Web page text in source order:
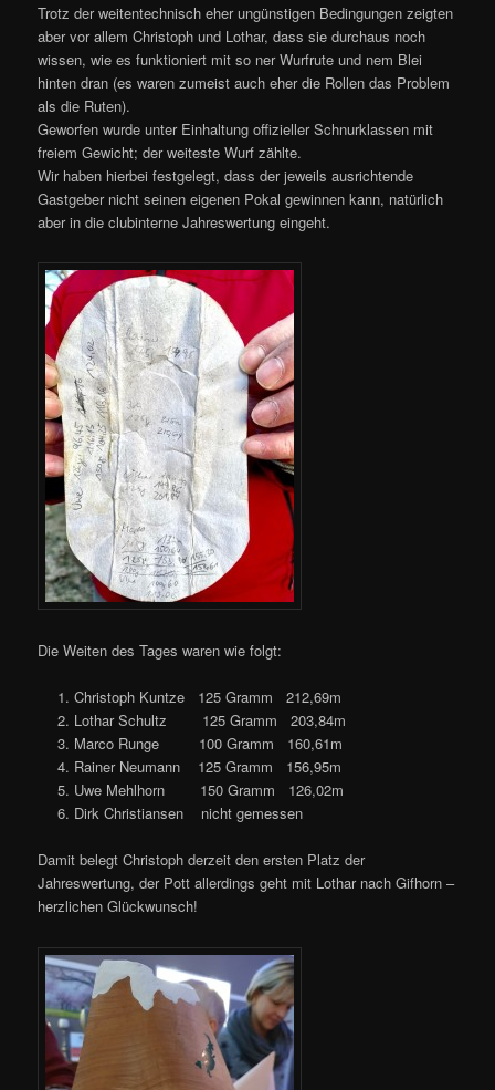
Trotz der weitentechnisch eher ungünstigen Bedingungen zeigten
aber vor allem Christoph und Lothar, dass sie durchaus noch
wissen, wie es funktioniert mit so ner Wurfrute und nem Blei
hinten dran (es waren zumeist auch eher die Rollen das Problem
als die Ruten).
Geworfen wurde unter Einhaltung offizieller Schnurklassen mit
freiem Gewicht; der weiteste Wurf zählte.
Wir haben hierbei festgelegt, dass der jeweils ausrichtende
Gastgeber nicht seinen eigenen Pokal gewinnen kann, natürlich
aber in die clubinterne Jahreswertung eingeht.
Die Weiten des Tages waren wie folgt:
Christoph Kuntze 125 Gramm 212,69m
Lothar Schultz 125 Gramm 203,84m
Marco Runge 100 Gramm 160,61m
Rainer Neumann 125 Gramm 156,95m
Uwe Mehlhorn 150 Gramm 126,02m
Dirk Christiansen nicht gemessen
Damit belegt Christoph derzeit den ersten Platz der
Jahreswertung, der Pott allerdings geht mit Lothar nach Gifhorn –
herzlichen Glückwunsch!